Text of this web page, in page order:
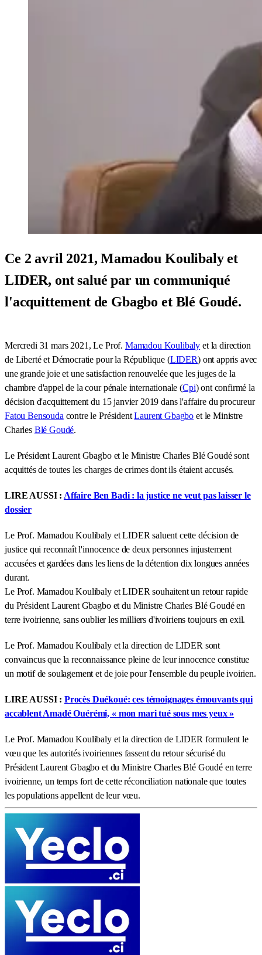
Ce 2 avril 2021, Mamadou Koulibaly et
LIDER, ont salué par un communiqué
l'acquittement de Gbagbo et Blé Goudé.
Mercredi 31 mars 2021, Le Prof. Mamadou Koulibaly et la direction
de Liberté et Démocratie pour la République (LIDER) ont appris avec
une grande joie et une satisfaction renouvelée que les juges de la
chambre d'appel de la cour pénale internationale (Cpi) ont confirmé la
décision d'acquittement du 15 janvier 2019 dans l'affaire du procureur
Fatou Bensouda contre le PrésidentLaurent Gbagbo et le Ministre
Charles Blé Goudé.
Le Président Laurent Gbagbo et le Ministre Charles Blé Goudé sont
acquittés de toutes les charges de crimes dont ils étaient accusés.
LIRE AUSSI : Affaire Ben Badi : la justice ne veut pas laisser le
dossier
Le Prof. Mamadou Koulibaly et LIDER saluent cette décision de
justice qui reconnaît l'innocence de deux personnes injustement
accusées et gardées dans les liens de la détention dix longues années
durant.
Le Prof. Mamadou Koulibaly et LIDER souhaitent un retour rapide
du Président Laurent Gbagbo et du Ministre Charles Blé Goudé en
terre ivoirienne, sans oublier les milliers d'ivoiriens toujours en exil.
Le Prof. Mamadou Koulibaly et la direction de LIDER sont
convaincus que la reconnaissance pleine de leur innocence constitue
un motif de soulagement et de joie pour l'ensemble du peuple ivoirien.
LIRE AUSSI : Procès Duékoué: ces témoignages émouvants qui
accablent Amadé Ouérémi, « mon mari tué sous mes yeux »
Le Prof. Mamadou Koulibaly et la direction de LIDER formulent le
vœu que les autorités ivoiriennes fassent du retour sécurisé du
Président Laurent Gbagbo et du Ministre Charles Blé Goudé en terre
ivoirienne, un temps fort de cette réconciliation nationale que toutes
les populations appellent de leur vœu.